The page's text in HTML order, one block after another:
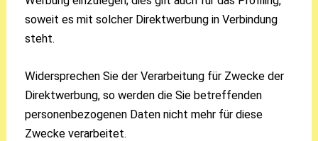
soweit es mit solcher Direktwerbung in Verbindung
steht.
Widersprechen Sie der Verarbeitung für Zwecke der
Direktwerbung, so werden die Sie betreffenden
personenbezogenen Daten nicht mehr für diese
Zwecke verarbeitet.